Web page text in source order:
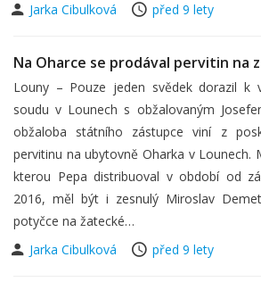
Jarka Cibulková
před 9 lety
Na Oharce se prodával pervitin na
Louny – Pouze jeden svědek dorazil k
soudu v Lounech s obžalovaným
obžaloba státního zástupce viní z
pervitinu na ubytovně Oharka v Lounech.
kterou Pepa distribuoval v období od
2016, měl být i zesnulý Miroslav
potyčce na žatecké…
Jarka Cibulková
před 9 lety